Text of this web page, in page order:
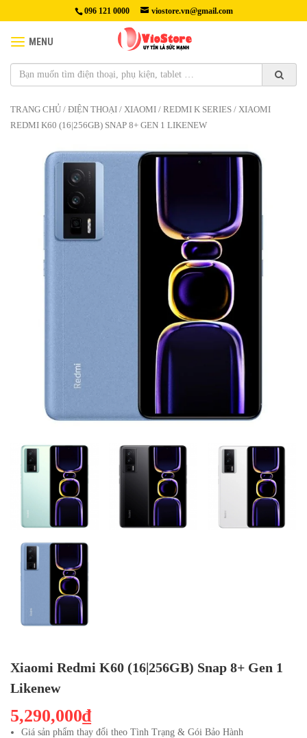
096 121 0000 viostore.vn@gmail.com
MENU
TRANG CHỦ / ĐIỆN THOẠI / XIAOMI / REDMI K SERIES / XIAOMI
REDMI K60 (16|256GB) SNAP 8+ GEN 1 LIKENEW
Xiaomi Redmi K60 (16|256GB) Snap 8+ Gen 1
Likenew
5,290,000₫
Giá sản phẩm thay đổi theo Tình Trạng & Gói Bảo Hành